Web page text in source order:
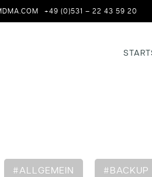
+49 (0)531 – 22 43 59 20
#ALLGEMEIN #BACKUP